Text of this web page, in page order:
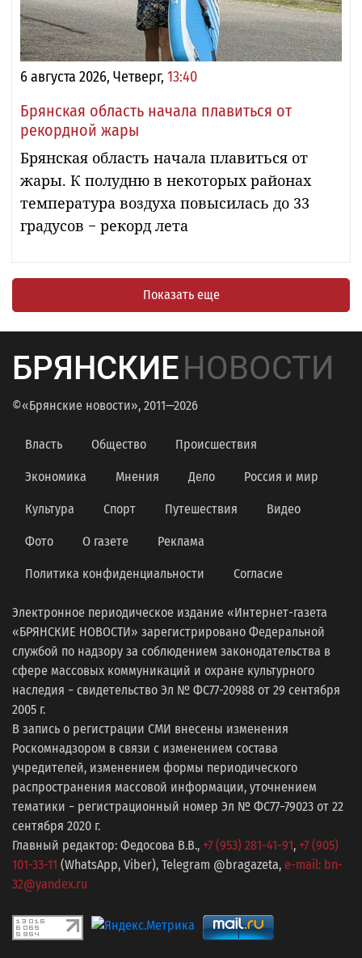
6 августа 2026, Четверг, 13:40
Брянская область начала плавиться от
рекордной жары
Брянская область начала плавиться от
жары. К полудню в некоторых районах
температура воздуха повысилась до 33
градусов − рекорд лета
Показать еще
БРЯНСКИЕНОВОСТИ
©«Брянские новости», 2011—2026
Власть Общество Происшествия
Экономика Мнения Дело Россия и мир
Культура Спорт Путешествия Видео
Фото О газете Реклама
Политика конфиденциальности Согласие
Электронное периодическое издание «Интернет-газета
«БРЯНСКИЕ НОВОСТИ» зарегистрировано Федеральной
службой по надзору за соблюдением законодательства в
сфере массовых коммуникаций и охране культурного
наследия − свидетельство Эл № ФС77-20988 от 29 сентября
2005 г.
В запись о регистрации СМИ внесены изменения
Роскомнадзором в связи с изменением состава
учредителей, изменением формы периодического
распространения массовой информации, уточнением
тематики − регистрационный номер Эл № ФС77−79023 от 22
сентября 2020 г.
Главный редактор: Федосова В.В., +7 (953) 281-41-91, +7 (905)
101-33-11 (WhatsApp, Viber), Telegram @bragazeta, e-mail: bn-
32@yandex.ru